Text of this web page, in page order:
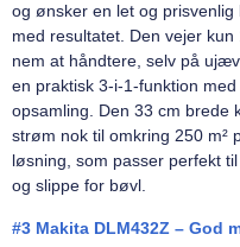
og ønsker en let og
med resultatet. Den vejer
nem at håndtere, selv på
en praktisk 3-i-1-funktion
opsamling. Den 33 cm brede
strøm nok til omkring 250 m²
løsning, som passer perfekt
og slippe for bøvl.
#3 Makita DLM432Z – God